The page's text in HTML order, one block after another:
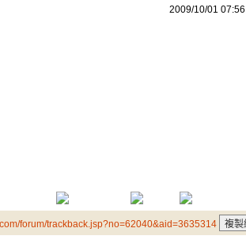
2009/10/01 07:56
forum/trackback.jsp?no=62040&aid=3635314